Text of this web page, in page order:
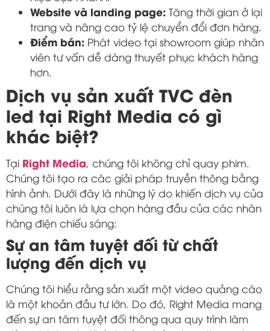
Website và landing page: Tăng thời gian ở lại
trang và nâng cao tỷ lệ chuyển đổi đơn hàng.
Điểm bán: Phát video tại showroom giúp nhân
viên tư vấn dễ dàng thuyết phục khách hàng
hơn.
Dịch vụ sản xuất TVC đèn
led tại Right Media có gì
khác biệt?
Tại Right Media, chúng tôi không chỉ quay phim.
Chúng tôi tạo ra các giải pháp truyền thông bằng
hình ảnh. Dưới đây là những lý do khiến dịch vụ của
chúng tôi luôn là lựa chọn hàng đầu của các nhãn
hàng điện chiếu sáng:
Sự an tâm tuyệt đối từ chất
lượng đến dịch vụ
Chúng tôi hiểu rằng sản xuất một video quảng cáo
là một khoản đầu tư lớn. Do đó, Right Media mang
đến sự an tâm tuyệt đối thông qua quy trình làm